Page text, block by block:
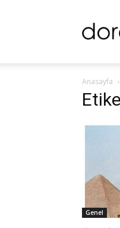
Blog
Anasayfa
Genel